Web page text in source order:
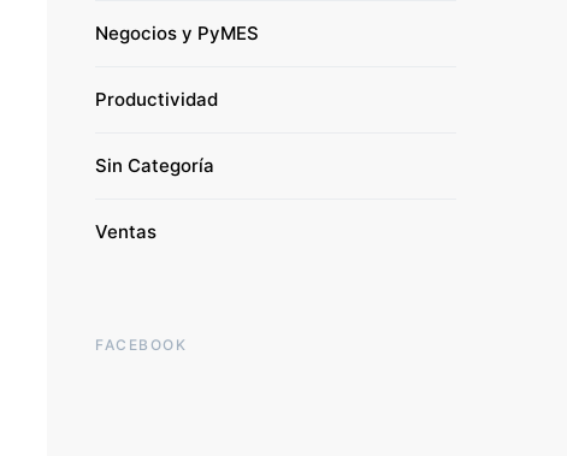
Negocios y PyMES
Productividad
Sin Categoría
Ventas
FACEBOOK